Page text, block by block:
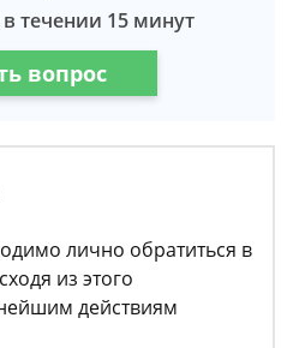
в течении 15 минут
вопрос
лично обратиться в
из этого
действиям